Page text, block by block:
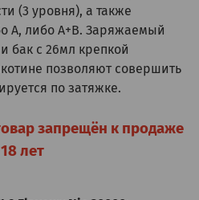
(3 уровня), а также
А, либо А+В. Заряжаемый
бак с 26мл крепкой
позволяют совершить
по затяжке.
запрещён к продаже
лет